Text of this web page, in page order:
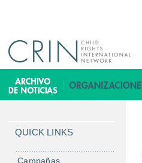
B
i
QUICK LINKS
Campañas